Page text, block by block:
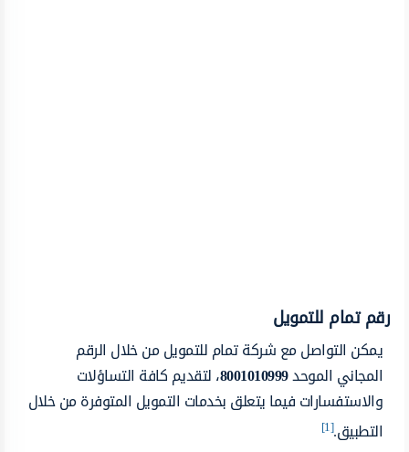
رقم تمام للتمويل
يمكن التواصل مع شركة تمام للتمويل من خلال الرقم
المجاني الموحد8001010999، لتقديم كافة التساؤلات
والاستفسارات فيما يتعلق بخدمات التمويل المتوفرة من خلال
التطبيق.[1]